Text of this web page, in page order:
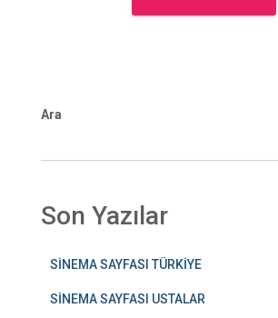
Ara
Son Yazılar
SİNEMA SAYFASI TÜRKİYE
SİNEMA SAYFASI USTALAR